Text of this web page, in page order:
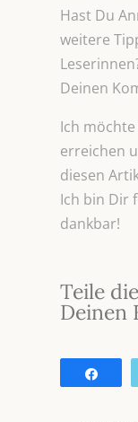
Hast Du
weitere
Deinen
Ich
erreichen
diesen
Ich bin Dir
dankbar!
Teile
Deinen